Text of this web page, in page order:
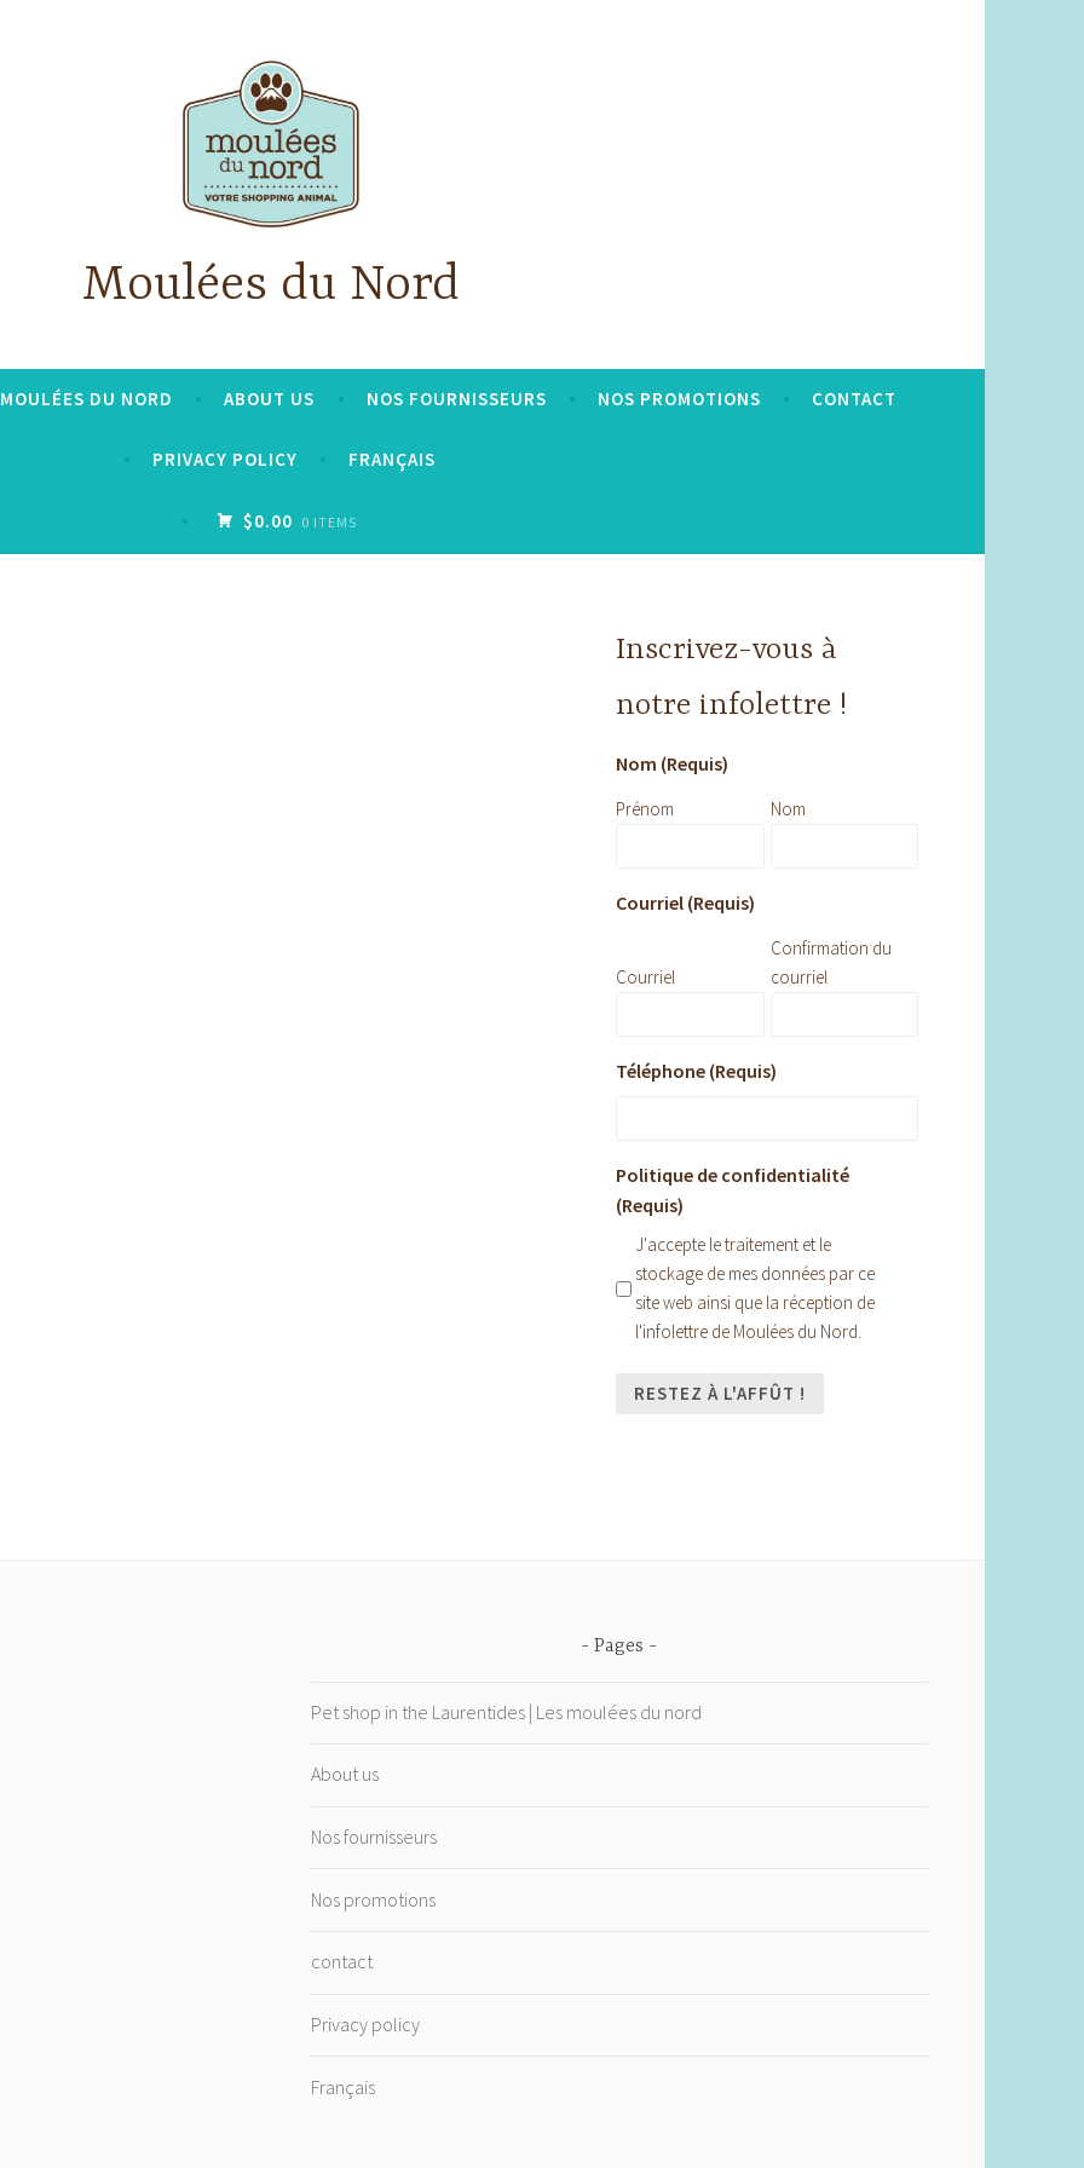
Moulées du Nord
DU NORD ABOUT US NOS FOURNISSEURS NOS PROMOTIONS CONTACT
PRIVACY POLICY FRANÇAIS
$0.00 0 ITEMS
Inscrivez-vous à
notre infolettre !
Nom (Requis)
Prénom Nom
Courriel (Requis)
Courriel
Confirmation du
courriel
Téléphone (Requis)
Politique de confidentialité
(Requis)
J'accepte le traitement et le
stockage de mes données par ce
site web ainsi que la réception de
l'infolettre de Moulées du Nord.
Pages
Pet shop in the Laurentides | Les moulées du nord
About us
Nos fournisseurs
Nos promotions
contact
Privacy policy
Français